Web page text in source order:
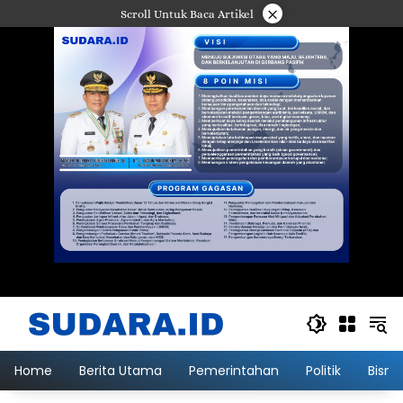
ke
Scroll Untuk Baca Artikel ×
Home Berita Utama Pemerintahan Politik